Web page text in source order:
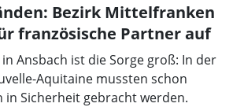
Bezirk Mittelfranken
französische Partner auf
Ansbach ist die Sorge groß: In der
Aquitaine mussten schon
in Sicherheit gebracht werden.